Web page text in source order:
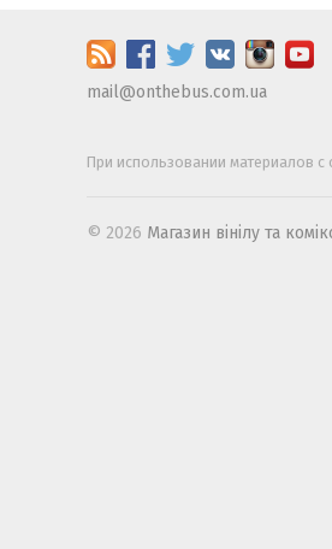
mail@onthebus.com.ua
При использовании материалов с
© 2026 Магазин вінілу та